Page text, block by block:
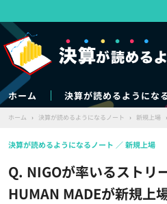
ホーム 決算が読めるようにな
ホーム › 決算が読めるようになるノート › 新規上場 ›
Q. NIGOが率いるストリ
HUMAN MADEが新規上
決算が読めるようになるノート 新規上場